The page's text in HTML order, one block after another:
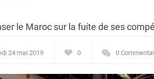
le Maroc sur la fuite de ses
24 mai 2019 0 0